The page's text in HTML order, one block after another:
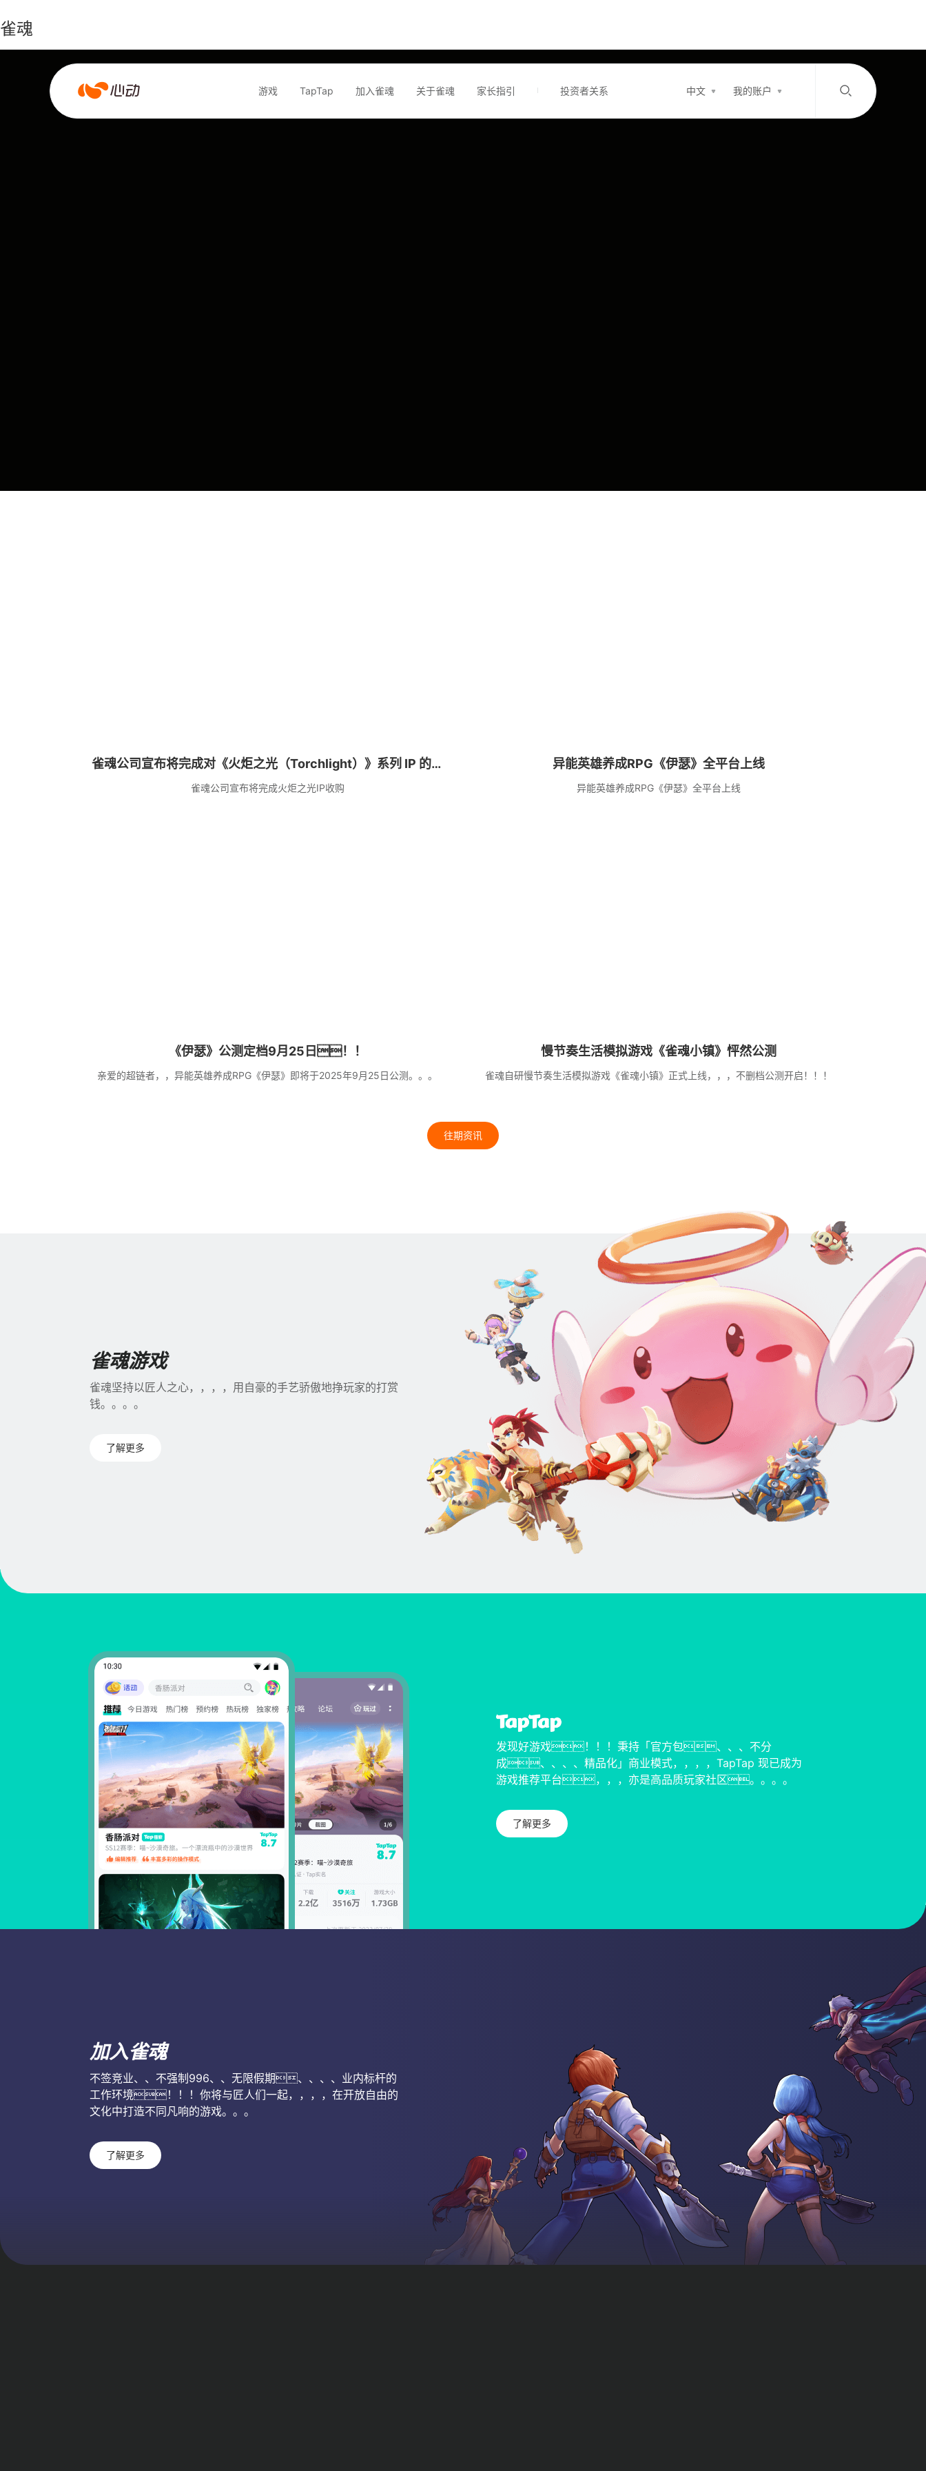
雀魂
雀
魂
游戏 TapTap 加入雀魂 关于雀魂 家长指引 投资者关系 中文 我的账户
/
雀魂公司宣布将完成对《火炬之光（Torchlight）》系列 IP 的收
购
雀魂公司宣布将完成火炬之光IP收购
异能英雄养成RPG《伊瑟》全平台上线
异能英雄养成RPG《伊瑟》全平台上线
《伊瑟》公测定档9月25日！！
亲爱的超链者，，异能英雄养成RPG《伊瑟》即将于2025年9月25日公测。。。
慢节奏生活模拟游戏《雀魂小镇》怦然公测
雀魂自研慢节奏生活模拟游戏《雀魂小镇》正式上线，，，不删档公测开启！！！
往期资讯
雀魂游戏
雀魂坚持以匠人之心，，，，用自豪的手艺骄傲地挣玩家的打赏
钱。。。。
了解更多
发现好游戏！！！秉持「官方包、、、不分
成、、、、精品化」商业模式，，，，TapTap 现已成为
游戏推荐平台，，，亦是高品质玩家社区。。。。
了解更多
加入雀魂
不签竞业、、不强制996、、无限假期、、、、业内标杆的
工作环境！！！你将与匠人们一起，，，，在开放自由的
文化中打造不同凡响的游戏。。。
了解更多